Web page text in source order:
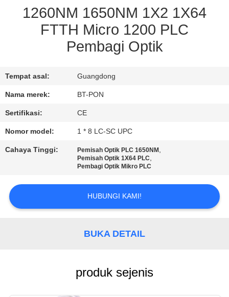
PERMINTAAN
PENAWARAN
PRIVACY
POLICY
1260NM 1650NM 1X2 1X64
FTTH Micro 1200 PLC
Pembagi Optik
Tempat asal: Guangdong
Nama merek: BT-PON
Sertifikasi: CE
Nomor model: 1 * 8 LC-SC UPC
Cahaya Tinggi: Pemisah Optik PLC 1650NM ,
Pemisah Optik 1X64 PLC,
Pembagi Optik Mikro PLC
HUBUNGI KAMI!
BUKA DETAIL
produk sejenis